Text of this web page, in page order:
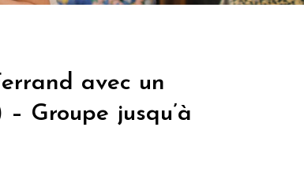
avec un
Groupe jusqu’à